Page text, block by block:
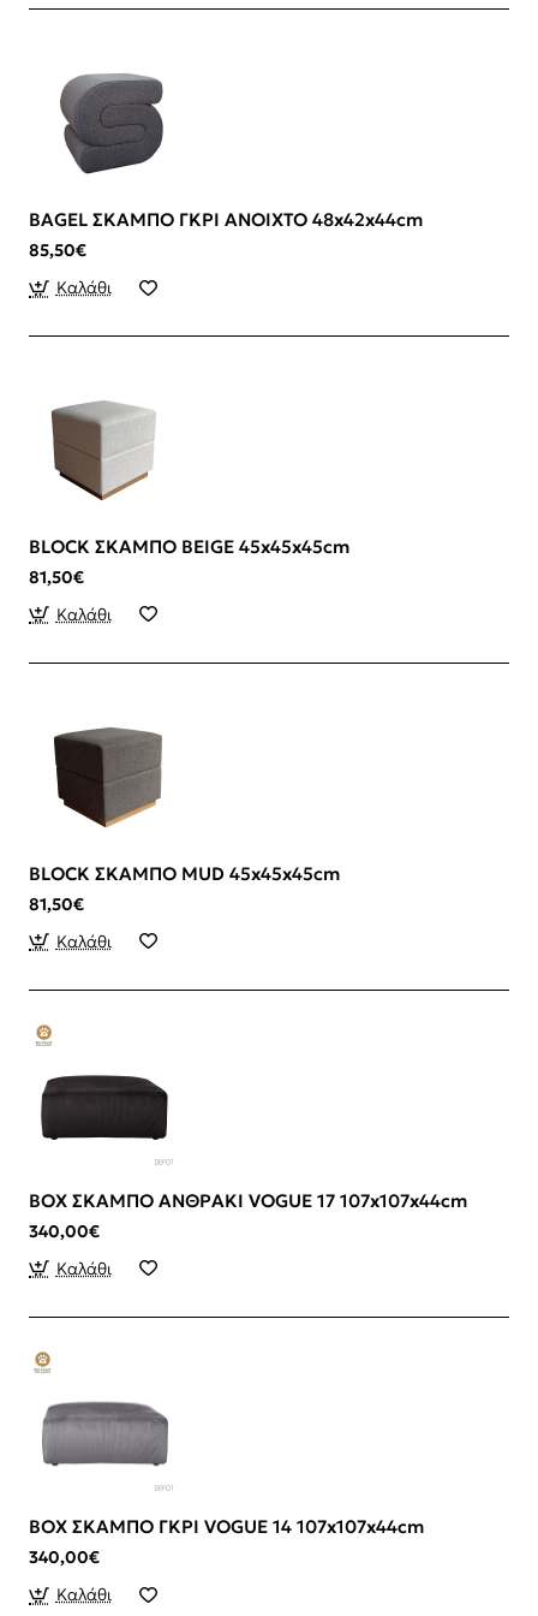
BAGEL ΣΚΑΜΠΟ ΓΚΡΙ ΑΝΟΙΧΤΟ 48x42x44cm
85,50€
Καλάθι
BLOCK ΣΚΑΜΠΟ BEIGE 45x45x45cm
81,50€
Καλάθι
BLOCK ΣΚΑΜΠΟ MUD 45x45x45cm
81,50€
Καλάθι
BOX ΣΚΑΜΠΟ ΑΝΘΡΑΚΙ VOGUE 17 107x107x44cm
340,00€
Καλάθι
BOX ΣΚΑΜΠΟ ΓΚΡΙ VOGUE 14 107x107x44cm
340,00€
Καλάθι